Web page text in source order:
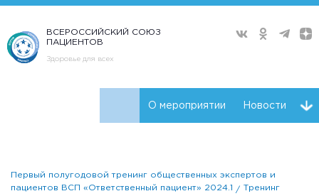
ВСЕРОССИЙСКИЙ СОЮЗ
ПАЦИЕНТОВ
Здоровье для всех
О мероприятии Новости
Плейлист
Первый полугодовой тренинг общественных экспертов и
пациентов ВСП «Ответственный пациент» 2024.1
Тренинг